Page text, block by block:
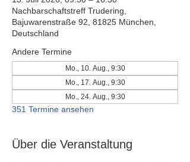
Nachbarschaftstreff Trudering,
Bajuwarenstraße 92, 81825 München,
Deutschland
Andere Termine
Mo., 10. Aug., 9:30
Mo., 17. Aug., 9:30
Mo., 24. Aug., 9:30
351 Termine ansehen
Über die Veranstaltung